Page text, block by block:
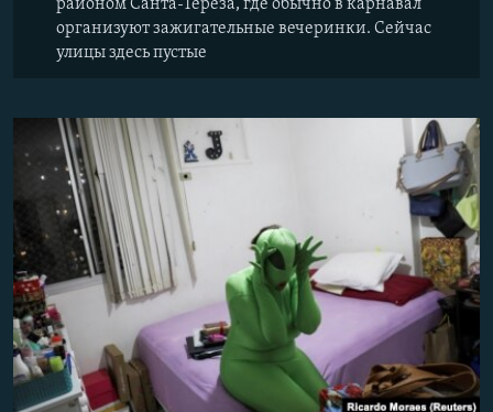
районом Санта-Тереза, где обычно в карнавал
организуют зажигательные вечеринки. Сейчас
улицы здесь пустые